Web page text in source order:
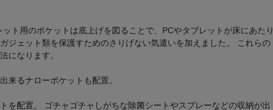
ト用のポケットは底上げを図ることで、PCやタブレットが床にあたり
ジェット類を保護すためのさりげない気遣いを加えました。 これらの
になります。
来るナローポケットも配置。
を配置。 ゴチャゴチャしがちな除菌シートやスプレーなどの収納が出